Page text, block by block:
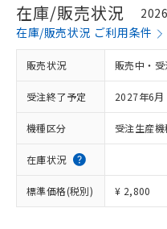
在庫/販売状況
在庫/販売状況 ご利用条件
販売状況 販売中・
受注終了予定 2027年6月
機種区分 受注生産機
在庫状況
標準価格(税別) ¥ 2,800